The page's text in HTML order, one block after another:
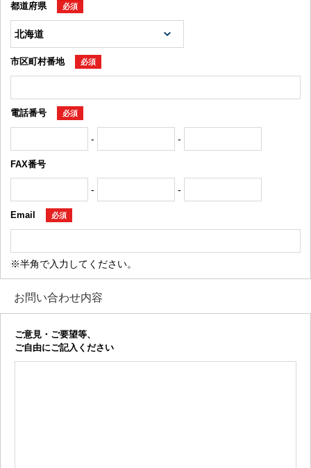
都道府県 必須
市区町村番地 必須
電話番号 必須
- -
FAX番号
- -
Email 必須
※半角で入力してください。
お問い合わせ内容
ご意見・ご要望等、
ご自由にご記入ください